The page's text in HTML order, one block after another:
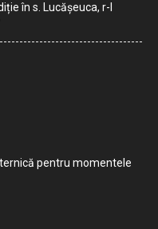
în s. Lucășeuca, r-l
pentru momentele